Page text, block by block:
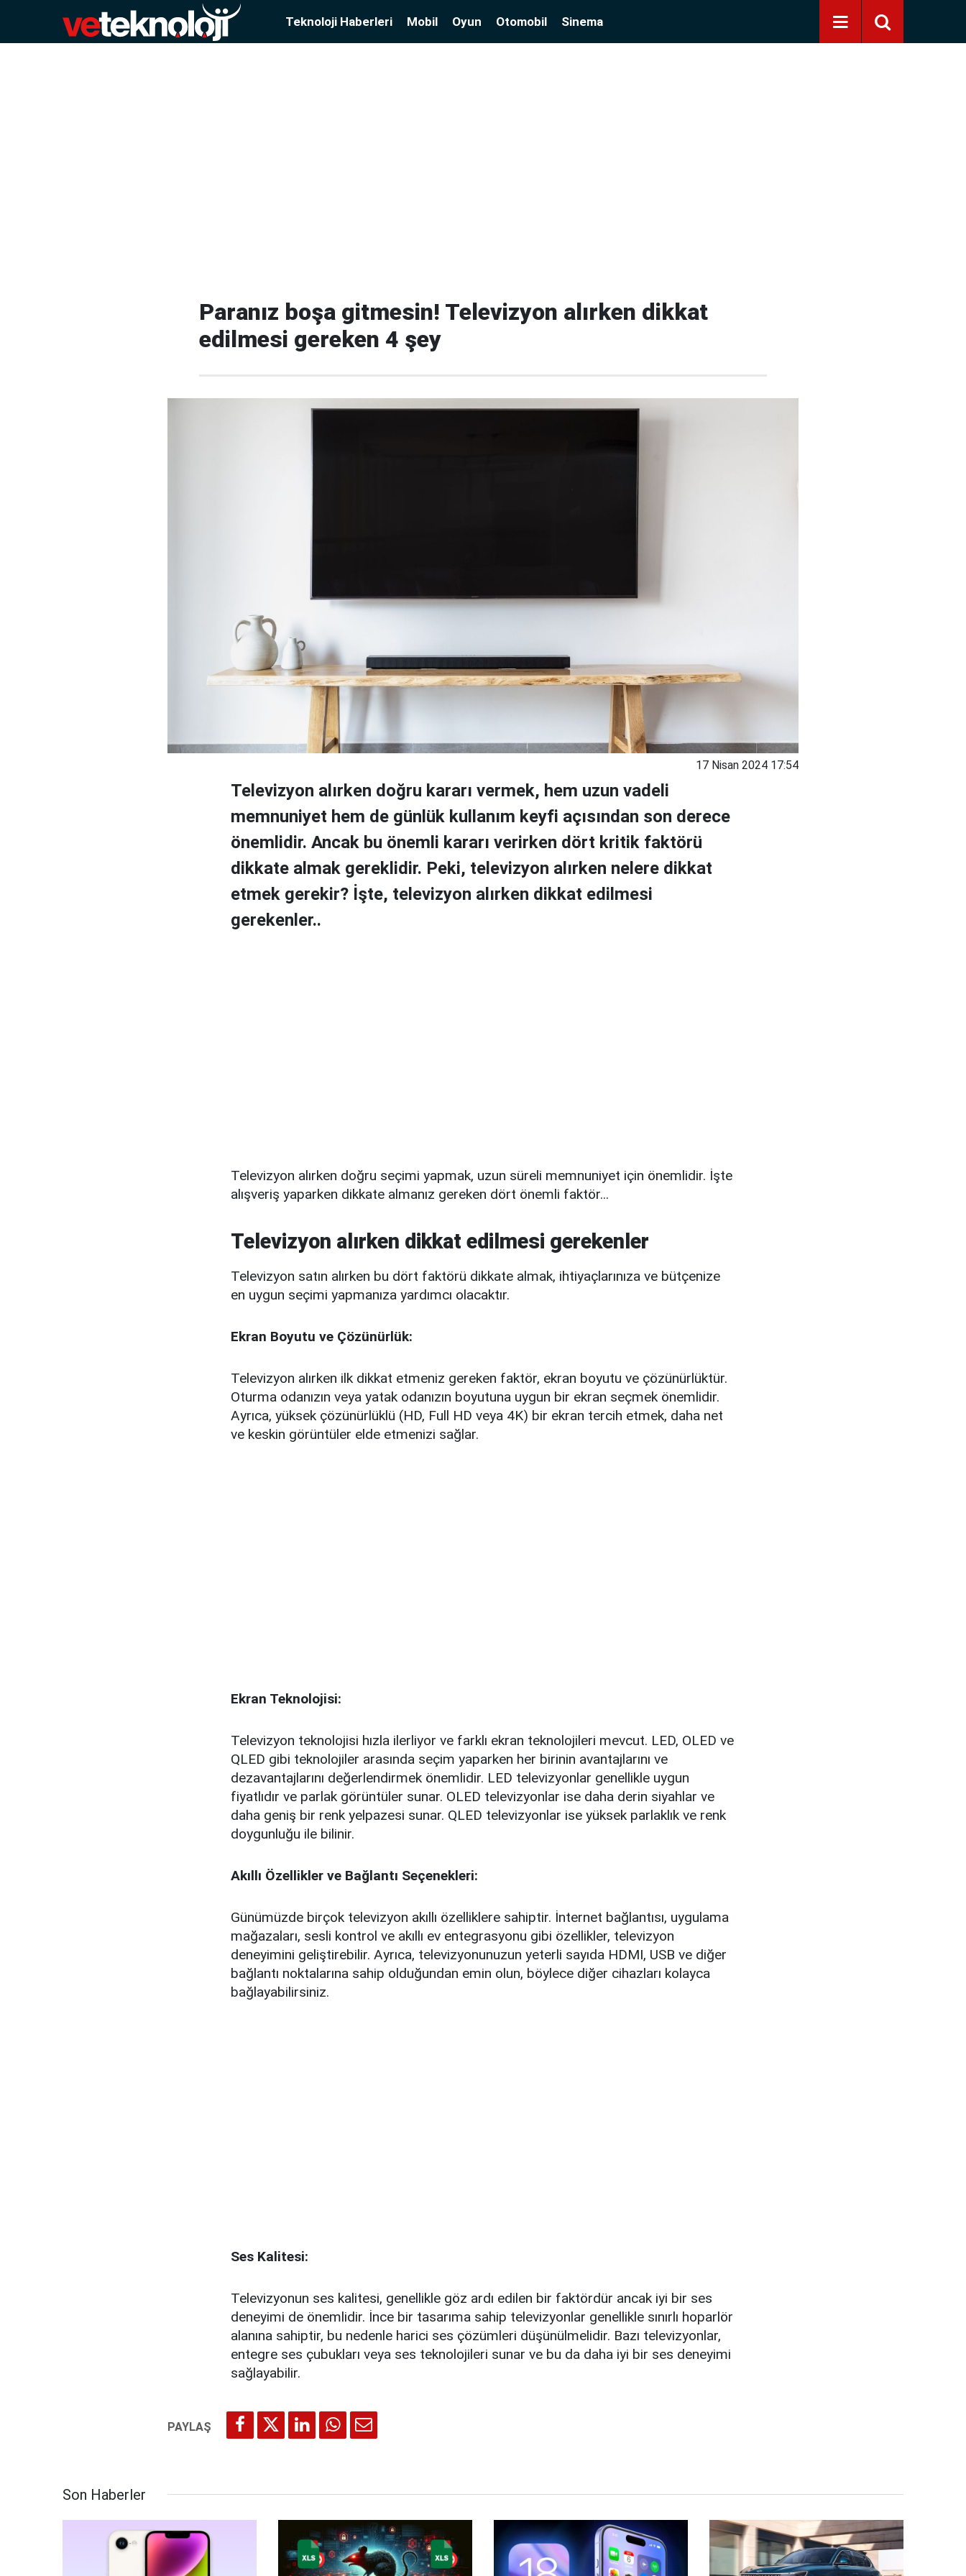
Teknoloji Haberleri Mobil Oyun Otomobil Sinema
Paranız boşa gitmesin! Televizyon alırken dikkat
edilmesi gereken 4 şey
17 Nisan 2024 17:54
Televizyon alırken doğru kararı vermek, hem uzun vadeli
memnuniyet hem de günlük kullanım keyfi açısından son derece
önemlidir. Ancak bu önemli kararı verirken dört kritik faktörü
dikkate almak gereklidir. Peki, televizyon alırken nelere dikkat
etmek gerekir? İşte, televizyon alırken dikkat edilmesi
gerekenler..
Televizyon alırken doğru seçimi yapmak, uzun süreli memnuniyet için önemlidir. İşte
alışveriş yaparken dikkate almanız gereken dört önemli faktör...
Televizyon alırken dikkat edilmesi gerekenler
Televizyon satın alırken bu dört faktörü dikkate almak, ihtiyaçlarınıza ve bütçenize
en uygun seçimi yapmanıza yardımcı olacaktır.
Ekran Boyutu ve Çözünürlük:
Televizyon alırken ilk dikkat etmeniz gereken faktör, ekran boyutu ve çözünürlüktür.
Oturma odanızın veya yatak odanızın boyutuna uygun bir ekran seçmek önemlidir.
Ayrıca, yüksek çözünürlüklü (HD, Full HD veya 4K) bir ekran tercih etmek, daha net
ve keskin görüntüler elde etmenizi sağlar.
Ekran Teknolojisi:
Televizyon teknolojisi hızla ilerliyor ve farklı ekran teknolojileri mevcut. LED, OLED ve
QLED gibi teknolojiler arasında seçim yaparken her birinin avantajlarını ve
dezavantajlarını değerlendirmek önemlidir. LED televizyonlar genellikle uygun
fiyatlıdır ve parlak görüntüler sunar. OLED televizyonlar ise daha derin siyahlar ve
daha geniş bir renk yelpazesi sunar. QLED televizyonlar ise yüksek parlaklık ve renk
doygunluğu ile bilinir.
Akıllı Özellikler ve Bağlantı Seçenekleri:
Günümüzde birçok televizyon akıllı özelliklere sahiptir. İnternet bağlantısı, uygulama
mağazaları, sesli kontrol ve akıllı ev entegrasyonu gibi özellikler, televizyon
deneyimini geliştirebilir. Ayrıca, televizyonunuzun yeterli sayıda HDMI, USB ve diğer
bağlantı noktalarına sahip olduğundan emin olun, böylece diğer cihazları kolayca
bağlayabilirsiniz.
Ses Kalitesi:
Televizyonun ses kalitesi, genellikle göz ardı edilen bir faktördür ancak iyi bir ses
deneyimi de önemlidir. İnce bir tasarıma sahip televizyonlar genellikle sınırlı hoparlör
alanına sahiptir, bu nedenle harici ses çözümleri düşünülmelidir. Bazı televizyonlar,
entegre ses çubukları veya ses teknolojileri sunar ve bu da daha iyi bir ses deneyimi
sağlayabilir.
Son Haberler